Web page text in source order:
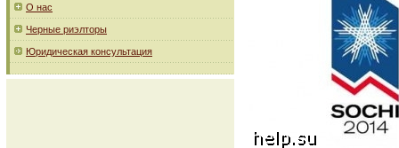
О нас
Черные риэлторы
Юридическая консультация